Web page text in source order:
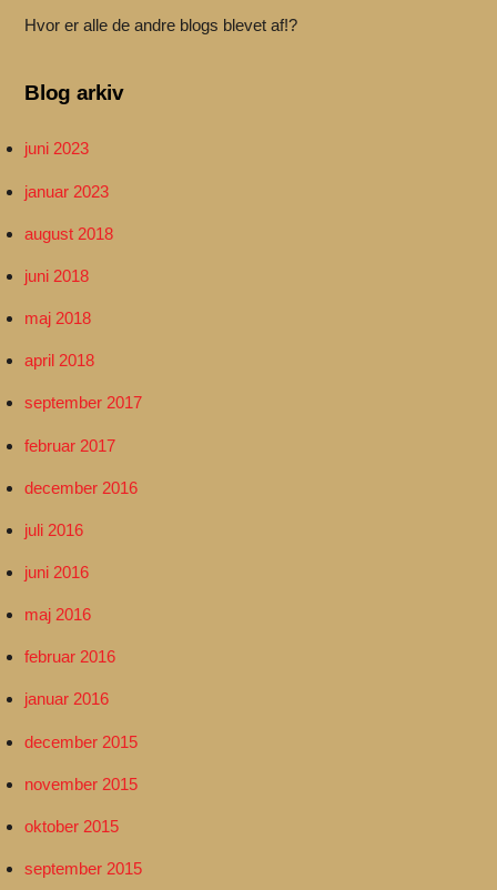
Hvor er alle de andre blogs blevet af!?
Blog arkiv
juni 2023
januar 2023
august 2018
juni 2018
maj 2018
april 2018
september 2017
februar 2017
december 2016
juli 2016
juni 2016
maj 2016
februar 2016
januar 2016
december 2015
november 2015
oktober 2015
september 2015